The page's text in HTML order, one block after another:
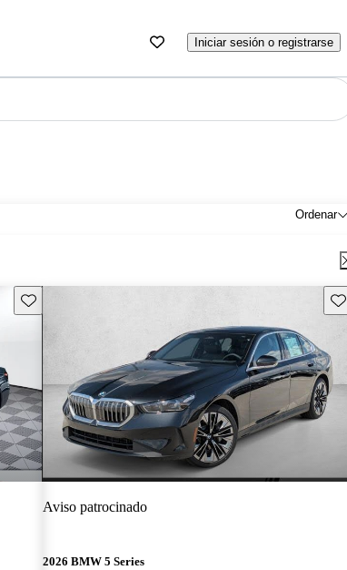
Iniciar sesión o registrarse
Ordenar
Guarda este Aviso
Aviso patrocinado
2026 BMW 5 Series